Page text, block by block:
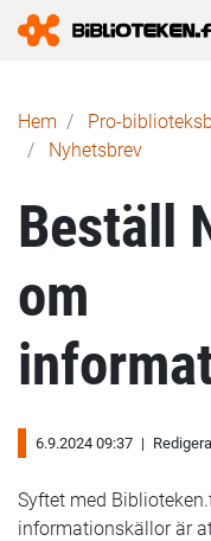
Länkstig
Hem Pro-
Nyhetsbrev
Beställ
om
6.9.2024 09:37 |
Syftet med
informationskällor är